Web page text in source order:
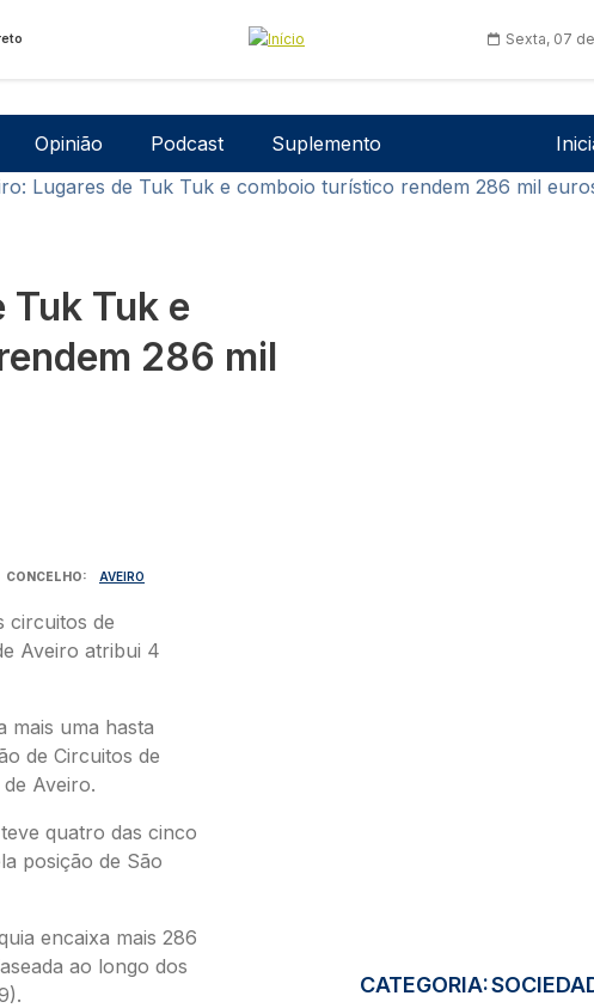
Sexta, 07
Opinião Podcast Suplemento
Lugares de Tuk Tuk e comboio turístico rendem 286 mil
Tuk Tuk e
286 mil
CONCELHO AVEIRO
circuitos de
Aveiro atribui 4
mais uma hasta
de Circuitos de
Aveiro.
quatro das cinco
posição de São
encaixa mais 286
ao longo dos
CATEGORIA: